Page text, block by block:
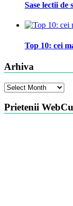
Sase lectii de
Top 10: cei
Arhiva
Arhiva
Prietenii